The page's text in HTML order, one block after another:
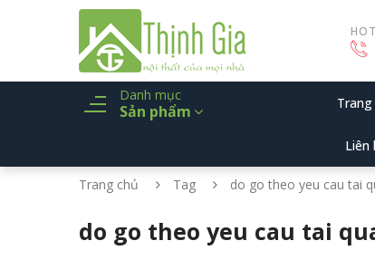
Danh mục
Sản phẩm
Liên
Trang chủ Tag do go theo yeu cau tai
do go theo yeu cau tai